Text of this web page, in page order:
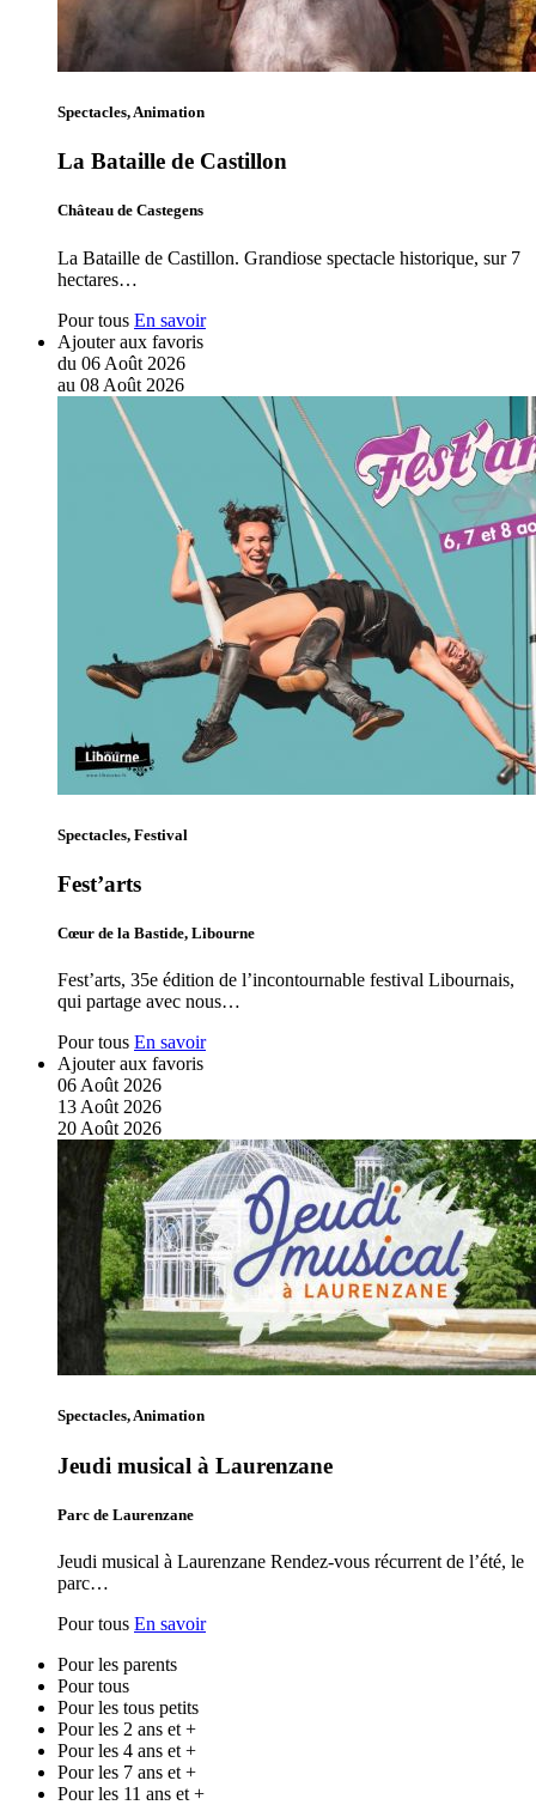
Spectacles, Animation
La Bataille de Castillon
Château de Castegens
La Bataille de Castillon. Grandiose spectacle historique, sur 7
hectares…
Pour tous En savoir
Ajouter aux favoris
du 06 Août 2026
au 08 Août 2026
Spectacles, Festival
Fest’arts
Cœur de la Bastide, Libourne
Fest’arts, 35e édition de l’incontournable festival Libournais,
qui partage avec nous…
Pour tous En savoir
Ajouter aux favoris
06 Août 2026
13 Août 2026
20 Août 2026
Spectacles, Animation
Jeudi musical à Laurenzane
Parc de Laurenzane
Jeudi musical à Laurenzane Rendez-vous récurrent de l’été, le
parc…
Pour tous En savoir
Pour les parents
Pour tous
Pour les tous petits
Pour les 2 ans et +
Pour les 4 ans et +
Pour les 7 ans et +
Pour les 11 ans et +